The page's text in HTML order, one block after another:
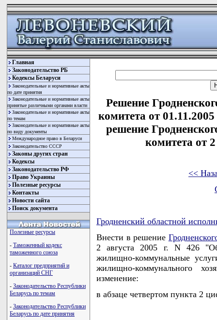
Главная
Законодательство РБ
Кодексы Беларуси
Законодательные и нормативные акты
по дате принятия
Законодательные и нормативные акты
принятые различными органами власти
Законодательные и нормативные акты
по темам
Законодательные и нормативные акты
по виду документы
Международное право в Беларуси
Законодательство СССР
Законы других стран
Кодексы
Законодательство РФ
Право Украины
Полезные ресурсы
Контакты
Новости сайта
Поиск документа
Полезные ресурсы
- Таможенный кодекс
таможенного союза
- Каталог предприятий и
организаций СНГ
- Законодательство Республики
Беларусь по темам
- Законодательство Республики
Беларусь по дате принятия
Решение
комитета от
решение
комитета от
<<
Гродненский областной
Внести в решение
2 августа 2005 г. N 426
жилищно-коммунальные
жилищно-коммунального
изменение:
в абзаце четвертом пункта 2